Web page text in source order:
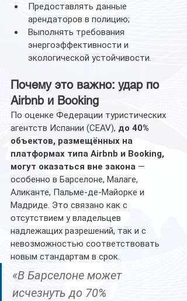
Предоставлять данные
арендаторов в полицию;
Выполнять требования
энергоэффективности и
экологической устойчивости.
Почему это важно: удар по
Airbnb и Booking
По оценке Федерации туристических
агентств Испании (CEAV), до 40%
объектов, размещённых на
платформах типа Airbnb и Booking,
могут оказаться вне закона —
особенно в Барселоне, Малаге,
Аликанте, Пальме-де-Майорке и
Мадриде. Это связано как с
отсутствием у владельцев
надлежащих разрешений, так и с
невозможностью соответствовать
новым стандартам в срок.
«В Барселоне может
исчезнуть до 70%